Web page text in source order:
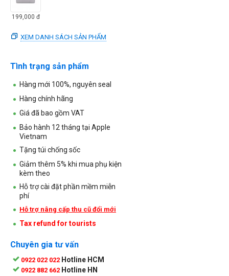
199,000 đ
XEM DANH SÁCH SẢN PHẨM
Tình trạng sản phẩm
Hàng mới 100%, nguyên seal
Hàng chính hãng
Giá đã bao gồm VAT
Bảo hành 12 tháng tại Apple
Vietnam
Tặng túi chống sốc
Giảm thêm 5% khi mua phụ kiện
kèm theo
Hỗ trợ cài đặt phần mềm miễn
phí
Hỗ trợ nâng cấp thu cũ đổi mới
Tax refund for tourists
Chuyên gia tư vấn
0922 022 022 Hotline HCM
0922 882 662 Hotline HN